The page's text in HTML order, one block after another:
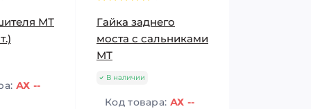
МТ
АХ --
Гайка заднего
моста с сальниками
МТ
В наличии
Код товара: АХ --